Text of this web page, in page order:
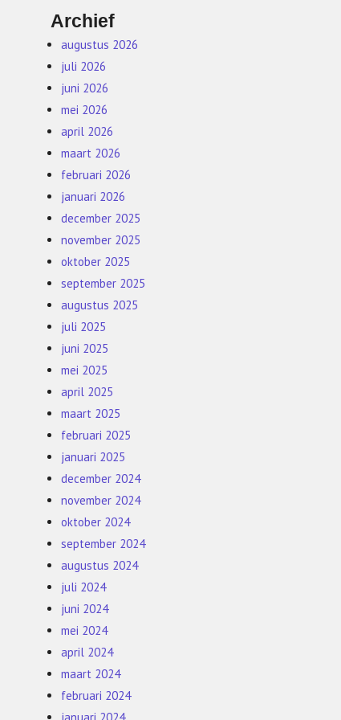
Archief
augustus 2026
juli 2026
juni 2026
mei 2026
april 2026
maart 2026
februari 2026
januari 2026
december 2025
november 2025
oktober 2025
september 2025
augustus 2025
juli 2025
juni 2025
mei 2025
april 2025
maart 2025
februari 2025
januari 2025
december 2024
november 2024
oktober 2024
september 2024
augustus 2024
juli 2024
juni 2024
mei 2024
april 2024
maart 2024
februari 2024